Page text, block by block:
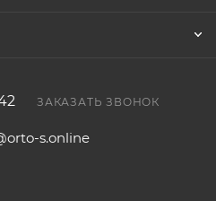
ЗАКАЗАТЬ ЗВОНОК
s.online